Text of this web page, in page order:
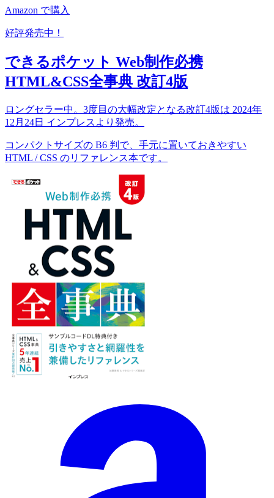
Amazon で購入
好評発売中！
できるポケット Web制作必携
HTML&CSS全事典 改訂4版
ロングセラー中。3度目の大幅改定となる改訂4版は 2024年
12月24日 インプレスより発売。
コンパクトサイズの B6 判で、手元に置いておきやすい
HTML / CSS のリファレンス本です。